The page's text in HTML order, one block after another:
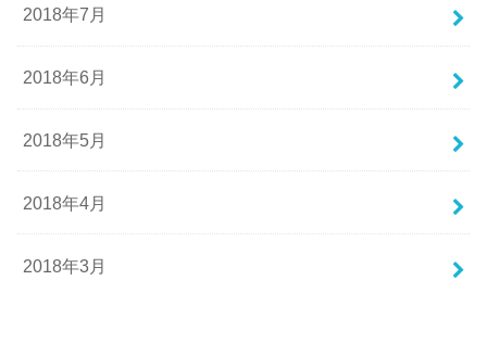
2018年7月
2018年6月
2018年5月
2018年4月
2018年3月